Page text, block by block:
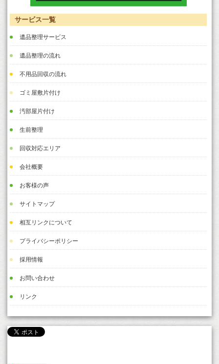
サービス一覧
遺品整理サービス
遺品整理の流れ
不用品回収の流れ
ゴミ屋敷片付け
汚部屋片付け
生前整理
回収対応エリア
会社概要
お客様の声
サイトマップ
相互リンクについて
プライバシーポリシー
採用情報
お問い合わせ
リンク